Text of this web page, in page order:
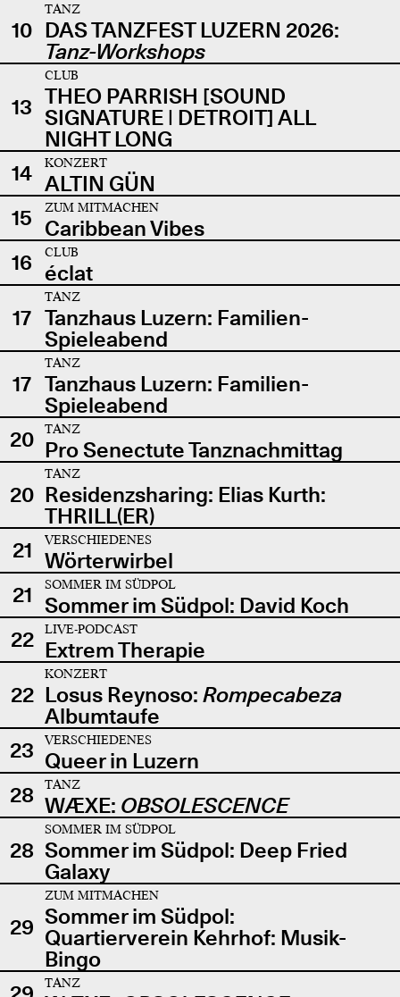
10
TANZ
DAS TANZFEST LUZERN 2026:
Tanz-Workshops
13
CLUB
THEO PARRISH [SOUND
SIGNATURE | DETROIT] ALL
NIGHT LONG
14
KONZERT
ALTIN GÜN
15
ZUM MITMACHEN
Caribbean Vibes
16
CLUB
éclat
17
TANZ
Tanzhaus Luzern: Familien-
Spieleabend
17
TANZ
Tanzhaus Luzern: Familien-
Spieleabend
20
TANZ
Pro Senectute Tanznachmittag
20
TANZ
Residenzsharing: Elias Kurth:
THRILL(ER)
21
VERSCHIEDENES
Wörterwirbel
21
SOMMER IM SÜDPOL
Sommer im Südpol: David Koch
22
LIVE-PODCAST
Extrem Therapie
22
KONZERT
Losus Reynoso: Rompecabeza
Albumtaufe
23
VERSCHIEDENES
Queer in Luzern
28
TANZ
WÆXE: OBSOLESCENCE
28
SOMMER IM SÜDPOL
Sommer im Südpol: Deep Fried
Galaxy
29
ZUM MITMACHEN
Sommer im Südpol:
Quartierverein Kehrhof: Musik-
Bingo
TANZ